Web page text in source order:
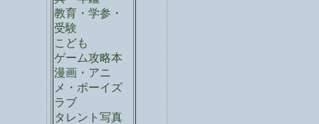
教育・学参・
受験
こども
ゲーム攻略本
漫画・アニ
メ・ボーイズ
ラブ
タレント写真